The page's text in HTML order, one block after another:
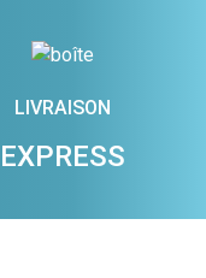
LIVRAISON
EXPRESS